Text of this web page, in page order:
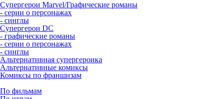
Супергерои Marvel/Графические романы
- серии о персонажах
- синглы
Супергерои DC
- графические романы
- серии о персонажах
- синглы
Альтернативная супергероика
Альтернативные комиксы
Комиксы по франшизам
По фильмам